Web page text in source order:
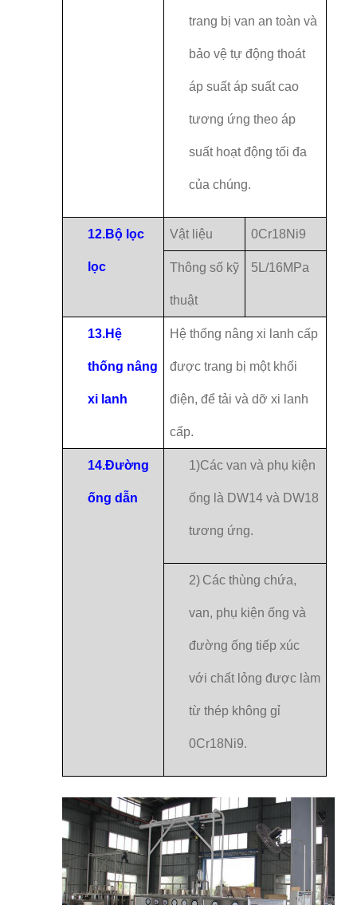
trang bị van an toàn và
bảo vệ tự động thoát
áp suất áp suất cao
tương ứng theo áp
suất hoạt động tối đa
của chúng.
12.Bộ lọc
lọc
Vật liệu 0Cr18Ni9
Thông số kỹ
thuật
5L/16MPa
13.Hệ
thống nâng
xi lanh
Hệ thống nâng xi lanh cấp
được trang bị một khối
điện, để tải và dỡ xi lanh
cấp.
14.Đường
ống dẫn
1)Các van và phụ kiện
ống là DW14 và DW18
tương ứng.
2) Các thùng chứa,
van, phụ kiện ống và
đường ống tiếp xúc
với chất lỏng được làm
từ thép không gỉ
0Cr18Ni9.